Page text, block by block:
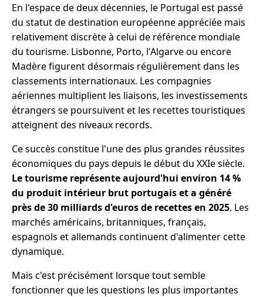
En l'espace de deux décennies, le Portugal est passé
du statut de destination européenne appréciée mais
relativement discrète à celui de référence mondiale
du tourisme. Lisbonne, Porto, l'Algarve ou encore
Madère figurent désormais régulièrement dans les
classements internationaux. Les compagnies
aériennes multiplient les liaisons, les investissements
étrangers se poursuivent et les recettes touristiques
atteignent des niveaux records.
Ce succès constitue l'une des plus grandes réussites
économiques du pays depuis le début du XXIe siècle.
Le tourisme représente aujourd'hui environ 14 %
du produit intérieur brut portugais et a généré
près de 30 milliards d'euros de recettes en 2025. Les
marchés américains, britanniques, français,
espagnols et allemands continuent d'alimenter cette
dynamique.
Mais c'est précisément lorsque tout semble
fonctionner que les questions les plus importantes